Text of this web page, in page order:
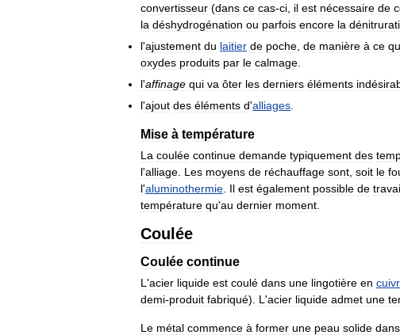
convertisseur (dans ce cas-ci il est nécessaire de
la déshydrogénation ou parfois encore la
l'ajustement du laitier de poche de manière à ce qu
oxydes produits par le calmage
l'affinage qui va ôter les derniers éléments
l'ajout des éléments d'alliages
Mise à température
La coulée continue demande typiquement des
l'alliage Les moyens de réchauffage sont soit le
l'aluminothermie Il est également possible de
température qu'au dernier moment
Coulée
Coulée continue
L 'acier liquide est coulé dans une lingotière en
demi-produit fabriqué). L 'acier liquide admet une
Le métal commence à former une peau solide dans